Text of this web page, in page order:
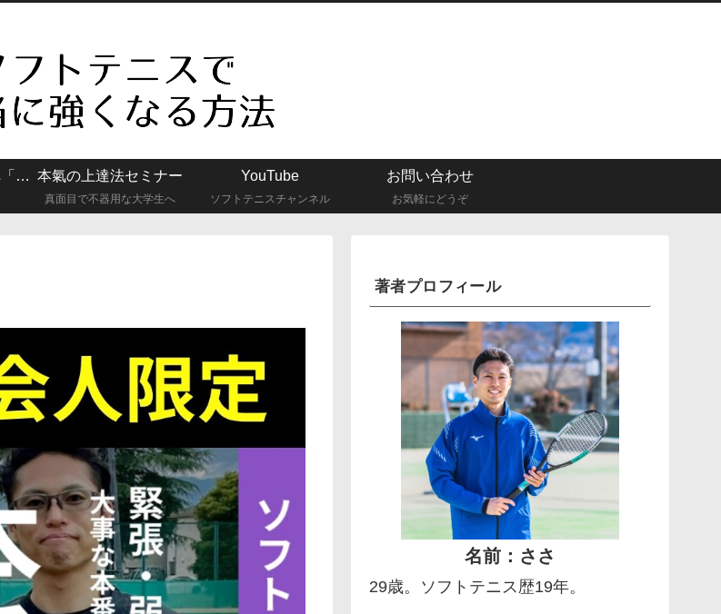
はじめましての方へ「真面目で不器用な大学生でもソフトテニスで強くなれた話」 本氣の上達法セミナー
真面目で不器用な大学生へ
YouTube
ソフトテニスチャンネル
お問い合わせ
お気軽にどうぞ
著者プロフィール
名前：ささ
29歳。ソフトテニス歴19年。